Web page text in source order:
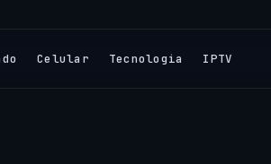
Celular Tecnologia IPTV